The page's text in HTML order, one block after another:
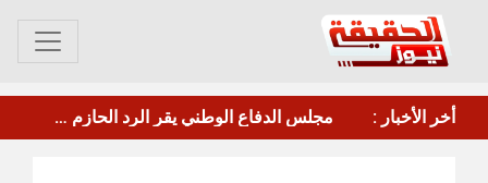
أخر الأخبار :
عصيان جزئي في العاصمة عدن للمطالبة بتحسين الخدمات والأوضاع المعيشية مأرب.. الحوثي يقصف معسكر"صحن الجنّ" بالصواريخ والطائرات المسيرة